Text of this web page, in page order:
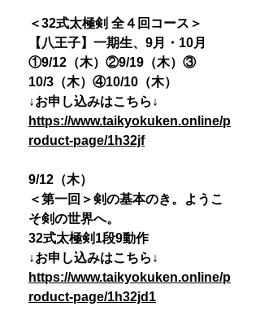
＜32式太極剣 全４回コース＞
【八王子】一期生、9月・10月
①9/12（木）②9/19（木）③
10/3（木）④10/10（木）
↓お申し込みはこちら↓
https://www.taikyokuken.online/p
roduct-page/1h32jf
9/12（木）
＜第一回＞剣の基本のき。ようこ
そ剣の世界へ。
32式太極剣1段9動作
↓お申し込みはこちら↓
https://www.taikyokuken.online/p
roduct-page/1h32jd1